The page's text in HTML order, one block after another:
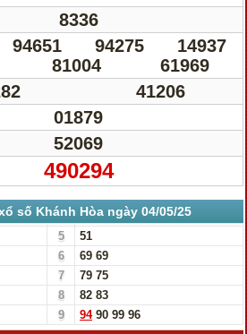
8336
94651 94275
14937
81004 61969
41206
01879
52069
490294
số Khánh Hòa ngày 04/05/25
5
51
6 69 69
7 79 75
8 82 83
9 94 90 99 96